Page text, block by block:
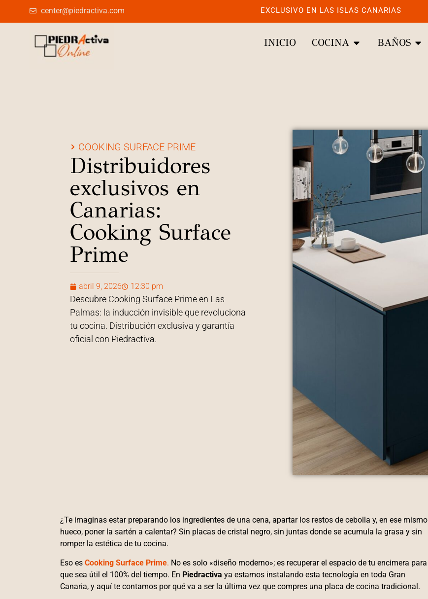
center@piedractiva.com EXCLUSIVO EN LAS ISLAS CANARIAS
INICIO COCINA BAÑOS
COOKING SURFACE PRIME
Distribuidores
exclusivos en
Canarias:
Cooking Surface
Prime
abril 9, 2026 12:30 pm
Descubre Cooking Surface Prime en Las
Palmas: la inducción invisible que revoluciona
tu cocina. Distribución exclusiva y garantía
oficial con Piedractiva.
¿Te imaginas estar preparando los ingredientes de una cena, apartar los restos de cebolla y, en ese mismo
hueco, poner la sartén a calentar? Sin placas de cristal negro, sin juntas donde se acumula la grasa y sin
romper la estética de tu cocina.
Eso es Cooking Surface Prime. No es solo «diseño moderno»; es recuperar el espacio de tu encimera para
que sea útil el 100% del tiempo. En Piedractiva ya estamos instalando esta tecnología en toda Gran
Canaria, y aquí te contamos por qué va a ser la última vez que compres una placa de cocina tradicional.